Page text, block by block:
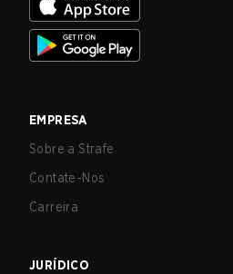
EMPRESA
Sobre a Strafe
Contate-Nos
Carreira
JURÍDICO